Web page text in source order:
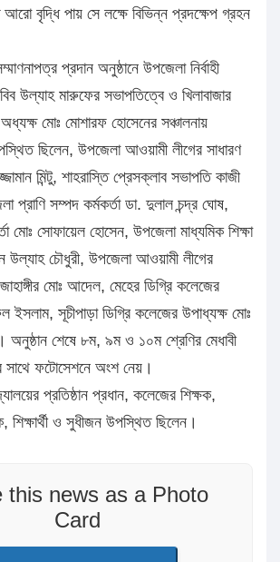
আরো বৃদ্ধি পায় সে লক্ষে বিভিন্ন প্রদক্ষেপ গ্রহন
সম্মাণনাপত্র প্রদান অনুষ্ঠানে উপজেলা নির্বাহী
উল্যাহ মারুফের সভাপতিত্বে ও খিলাবাজার
মোঃ মোশারফ হোসেনের সঞ্চালনায়
ছিলেন, উপজেলা আওয়ামী লীগের সাধারণ
মিন্টু, শাহরাস্তি প্রেসক্লাব সভাপতি কাজী
প্রাণি সম্পদ কর্মকর্তা ডা. দুলাল চন্দ্র ঘোষ,
মোঃ সোফায়েল হোসেন, উপজেলা মাধ্যমিক শিক্ষা
উল্যাহ চৌধুরী, উপজেলা আওয়ামী লীগের
মোঃ আদেল, মেহের ডিগ্রি কলেজের
ইসলাম, সূচীপাড়া ডিগ্রি কলেজের উপাধ্যক্ষ মোঃ
অনুষ্ঠান শেষে ৮ম, ৯ম ও ১০ম শ্রেণির মেধাবী
সাথে ফটোসেশনে অংশ নেয়।
প্রতিষ্ঠান প্রধান, কলেজের শিক্ষক,
শিক্ষার্থী ও সুধীজন উপস্থিত ছিলেন।
this news as a Photo
Card